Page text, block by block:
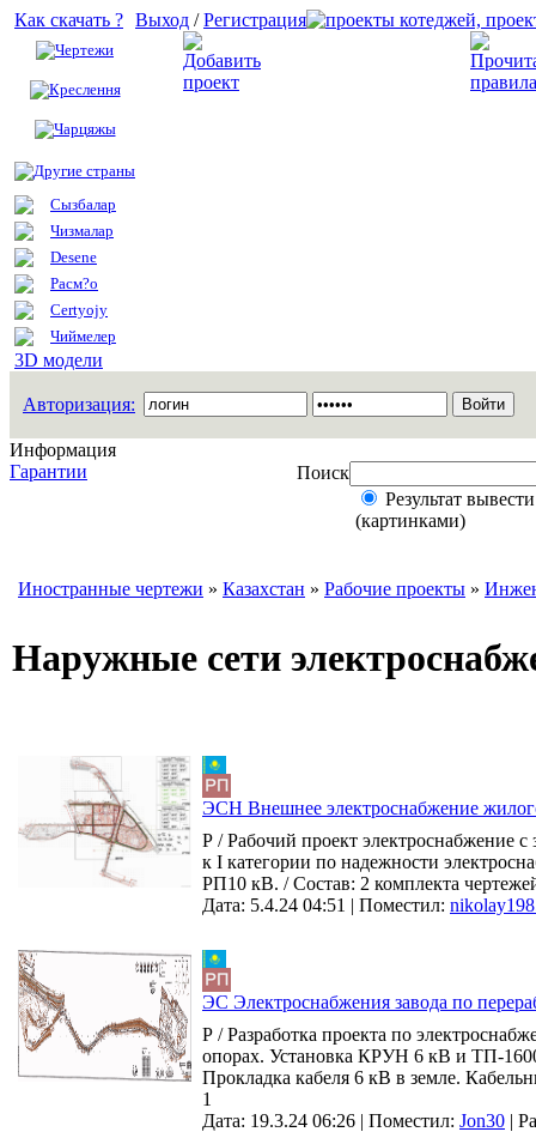
Как скачать ?
Чертежи
Креслення
Чарцяжы
Другие страны
Сызбалар
Чизмалар
Desene
Расм?о
Certyojy
Чиймелер
3D модели
Выход /Регистрация
Авторизация:
Информация
Гарантии
Поиск
Результат
(картинками)
Иностранные чертежи » Казахстан » Рабочие проекты »
Наружные сети
ЭСН Внешнее электроснабжение
Р / Рабочий проект электроснабжение
к I категории по надежности
РП10 кВ. / Состав: 2 комплекта
Дата: 5.4.24 04:51 | Поместил:
ЭC Электроснабжения завода по
Р / Разработка проекта по
опорах. Установка КРУН 6 кВ и ТП-
Прокладка кабеля 6 кВ в земле.
1
Дата: 19.3.24 06:26 | Поместил: Jon30 |